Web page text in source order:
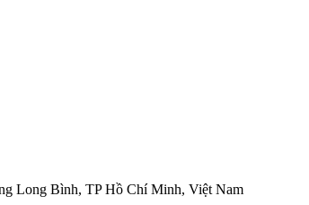
Long Bình, TP Hồ Chí Minh, Việt Nam